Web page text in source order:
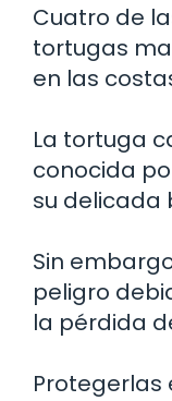
Cuatro de
tortugas
en las
La tortuga
conocida
su delicada
Sin
peligro
la pérdida
Protegerlas